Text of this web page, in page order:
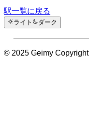
駅一覧に戻る
ライト ダーク
© 2025 Geimy Copyright